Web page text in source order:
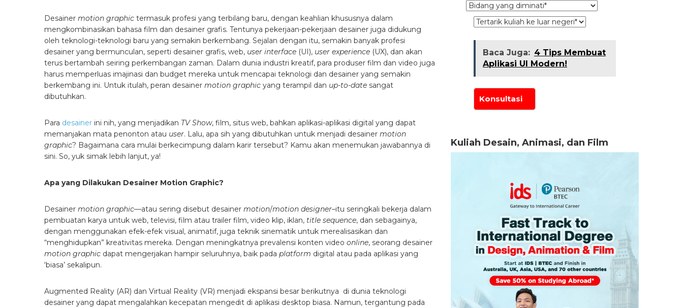
Desainer motion graphic termasuk profesi yang terbilang baru, dengan keahlian khususnya dalam
mengkombinasikan bahasa film dan desainer grafis. Tentunya pekerjaan-pekerjaan desainer juga didukung
oleh teknologi-teknologi baru yang semakin berkembang. Sejalan dengan itu, semakin banyak profesi
desainer yang bermunculan, seperti desainer grafis, web, user interface (UI), user experience (UX), dan akan
terus bertambah seiring perkembangan zaman. Dalam dunia industri kreatif, para produser film dan video juga
harus memperluas imajinasi dan budget mereka untuk mencapai teknologi dan desainer yang semakin
berkembang ini. Untuk itulah, peran desainer motion graphic yang terampil dan up-to-date sangat
dibutuhkan.
Para desainer ini nih, yang menjadikan TV Show, film, situs web, bahkan aplikasi-aplikasi digital yang dapat
memanjakan mata penonton atau user. Lalu, apa sih yang dibutuhkan untuk menjadi desainer motion
graphic? Bagaimana cara mulai berkecimpung dalam karir tersebut? Kamu akan menemukan jawabannya di
sini. So, yuk simak lebih lanjut, ya!
Apa yang Dilakukan Desainer Motion Graphic?
Desainer motion graphic—atau sering disebut desainer motion/motion designer–itu seringkali bekerja dalam
pembuatan karya untuk web, televisi, film atau trailer film, video klip, iklan, title sequence, dan sebagainya,
dengan menggunakan efek-efek visual, animatif, juga teknik sinematik untuk merealisasikan dan
“menghidupkan” kreativitas mereka. Dengan meningkatnya prevalensi konten video online, seorang desainer
motion graphic dapat mengerjakan hampir seluruhnya, baik pada platform digital atau pada aplikasi yang
‘biasa’ sekalipun.
Augmented Reality (AR) dan Virtual Reality (VR) menjadi ekspansi besar berikutnya di dunia teknologi
desainer yang dapat mengalahkan kecepatan mengedit di aplikasi desktop biasa. Namun, tergantung pada
Baca Juga: 4 Tips Membuat
Aplikasi UI Modern!
Kuliah Desain, Animasi, dan Film